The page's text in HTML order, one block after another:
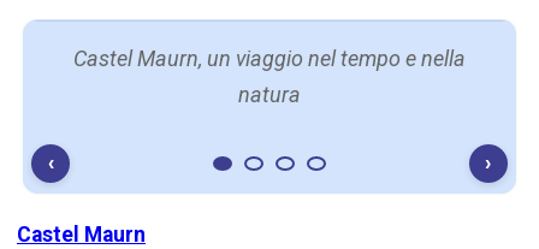
Castel Maurn, un viaggio nel tempo e nella
natura
‹ ›
Castel Maurn